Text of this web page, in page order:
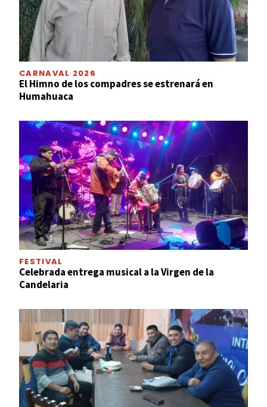
CARNAVAL 2026
El Himno de los compadres se estrenará en
Humahuaca
FESTIVAL
Celebrada entrega musical a la Virgen de la
Candelaria